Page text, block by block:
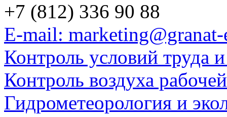
+7 (812) 336 90 88
E-mail:
Контроль условий труда
Контроль воздуха
Гидрометеорология и